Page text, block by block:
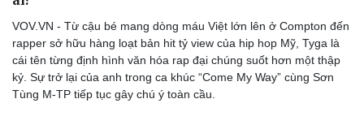
VOV.VN - Pikachu, gấu trúc hay hanbok đều là những biểu tượng
giúp thế giới nhận diện một quốc gia. Việt Nam cũng có những
hình tượng mang đậm bản sắc riêng, nhưng làm thế nào để
chúng thực sự bước vào đời sống đương đại vẫn là câu hỏi bỏ
ngỏ.